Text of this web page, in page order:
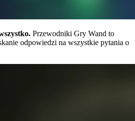
Przewodniki Gry Wand to
odpowiedzi na wszystkie pytania o